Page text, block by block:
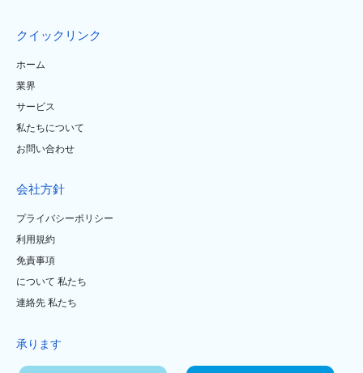
クイックリンク
ホーム
業界
サービス
私たちについて
お問い合わせ
会社方針
プライバシーポリシー
利用規約
免責事項
について 私たち
連絡先 私たち
承ります